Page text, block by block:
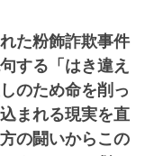
た粉飾詐欺事件
する「はき違え
のため命を削っ
まれる現実を直
の闘いからこの